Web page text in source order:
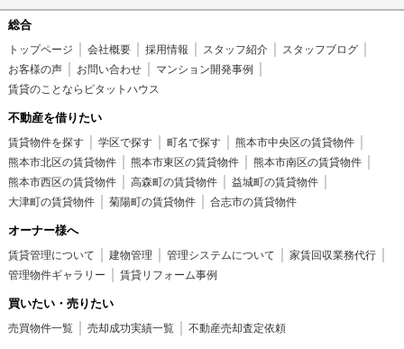
総合
トップページ 会社概要 採用情報 スタッフ紹介
スタッフブログ
お客様の声
お問い合わせ
マンション開発事例
賃貸のことならピタットハウス
不動産を借りたい
賃貸物件を探す 学区で探す 町名で探す
熊本市中央区の賃貸物件
熊本市北区の賃貸物件
熊本市東区の賃貸物件
熊本市南区の賃貸物件
熊本市西区の賃貸物件
高森町の賃貸物件
益城町の賃貸物件
大津町の賃貸物件
菊陽町の賃貸物件 合志市の賃貸物件
オーナー様へ
賃貸管理について 建物管理 管理システムについて
家賃回収業務代行
管理物件ギャラリー
賃貸リフォーム事例
買いたい・売りたい
売買物件一覧 売却成功実績一覧 不動産売却査定依頼